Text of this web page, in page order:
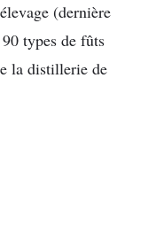
(dernière
types de fûts
la distillerie de